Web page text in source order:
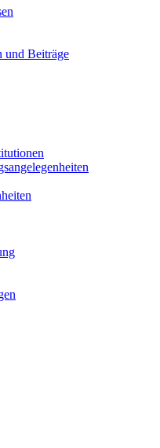
und Beiträge